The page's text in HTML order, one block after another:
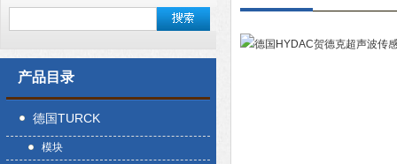
产品目录
德国TURCK
模块